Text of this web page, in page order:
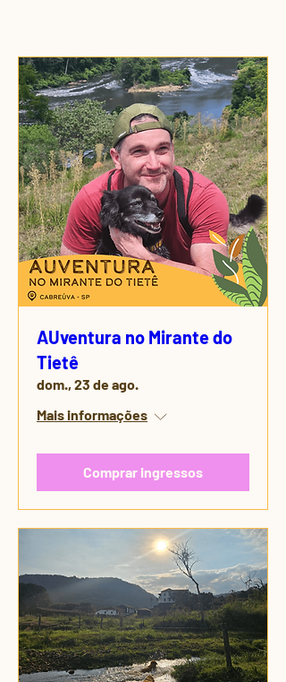
AUventura no Mirante do
Tietê
dom., 23 de ago.
Mais informações
Comprar ingressos